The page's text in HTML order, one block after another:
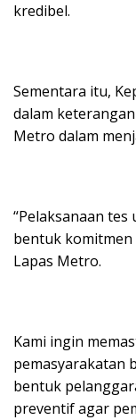
kredibel.
Sementara itu,
dalam
Metro dalam
“Pelaksanaan
bentuk komitmen
Lapas Metro.
Kami ingin
pemasyarakatan
bentuk
preventif agar